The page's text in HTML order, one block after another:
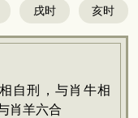
戌时 亥时
自刑，与肖牛相
肖羊六合